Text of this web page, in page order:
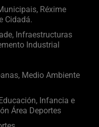
Réxime
Cidadá.
Infraestructuras
Industrial
Medio Ambiente
Infancia e
Área Deportes